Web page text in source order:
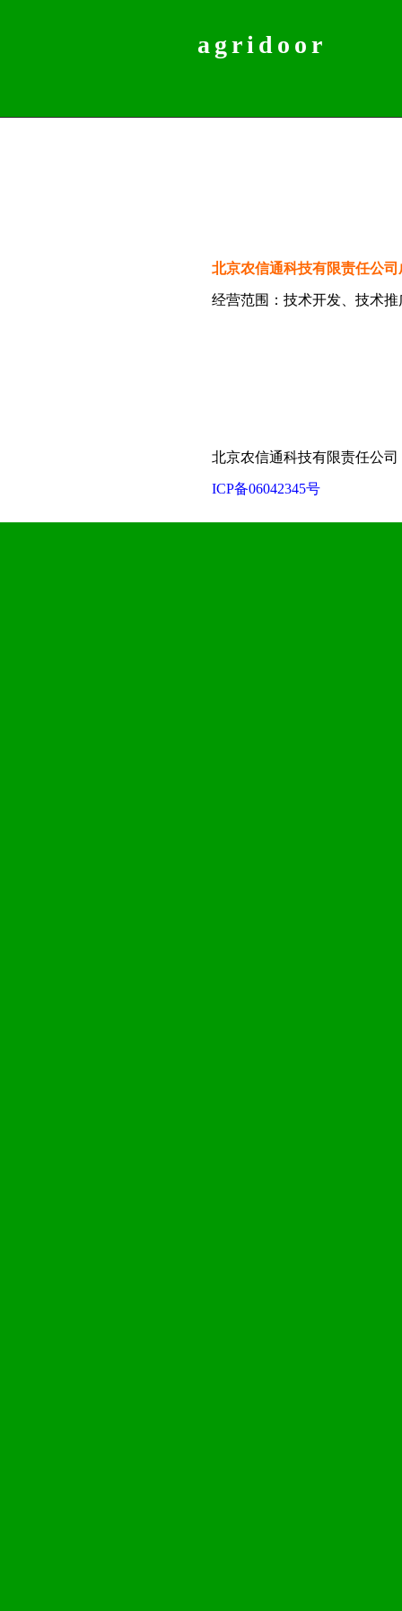
agridoor
北京农信通科技有限责任公
经营范围：技术开发、技术
北京农信通科技有限责任公
ICP备06042345号